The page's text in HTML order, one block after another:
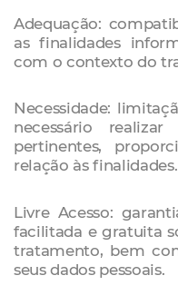
Adequação:
as finalidades
com o contexto do
Necessidade:
necessário
pertinentes,
relação às finalidades.
Livre Acesso:
facilitada e gratuita
tratamento, bem
seus dados pessoais.